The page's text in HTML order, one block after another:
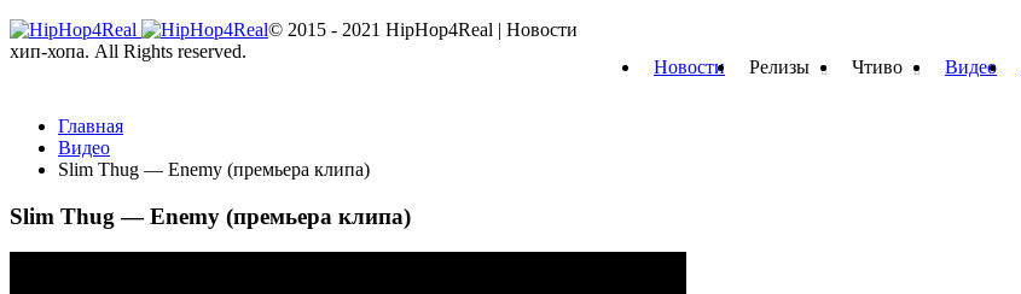
Новости Релизы Чтиво Видео
Главная
Видео
Slim Thug — Enemy (премьера клипа)
Slim Thug — Enemy (премьера клипа)
© 2015 - 2021 HipHop4Real | Новости
хип-хопа. All Rights reserved.